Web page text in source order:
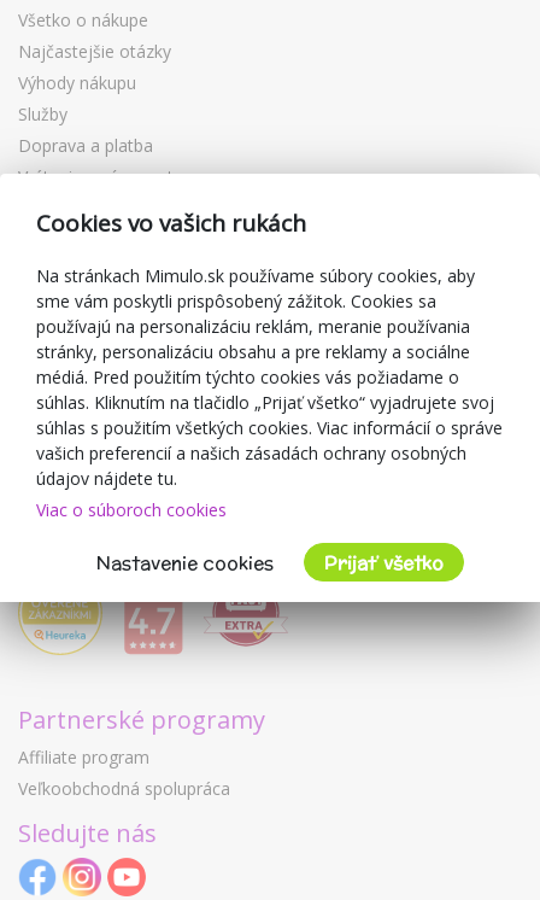
Všetko o nákupe
Najčastejšie otázky
Výhody nákupu
Služby
Doprava a platba
Vrátenie a výmena tovaru
Reklamácia
Darčekové poukážky
Zľavové kupóny
Blog
O predajcovi
Mimulo.sk
Obchodné podmienky
Ochrana osobných údajov GDPR
Kontakty
Spolupracujeme
Partnerské programy
Affiliate program
Veľkoobchodná spolupráca
Sledujte nás
Cookies vo vašich rukách
Na stránkach Mimulo.sk používame súbory cookies, aby
sme vám poskytli prispôsobený zážitok. Cookies sa
používajú na personalizáciu reklám, meranie používania
stránky, personalizáciu obsahu a pre reklamy a sociálne
médiá. Pred použitím týchto cookies vás požiadame o
súhlas. Kliknutím na tlačidlo „Prijať všetko“ vyjadrujete svoj
súhlas s použitím všetkých cookies. Viac informácií o správe
vašich preferencií a našich zásadách ochrany osobných
údajov nájdete tu.
Viac o súboroch cookies
Nastavenie cookies Prijať všetko